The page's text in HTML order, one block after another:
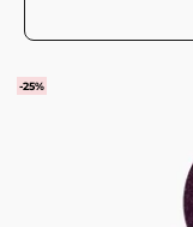
-25%